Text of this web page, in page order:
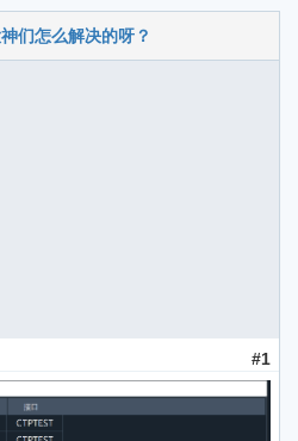
们怎么解决的呀？
#1